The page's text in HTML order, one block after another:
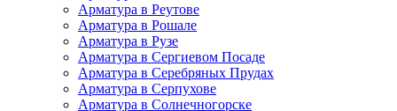
Арматура в Реутове
Арматура в Рошале
Арматура в Рузе
Арматура в Сергиевом Посаде
Арматура в Серебряных Прудах
Арматура в Серпухове
Арматура в Солнечногорске